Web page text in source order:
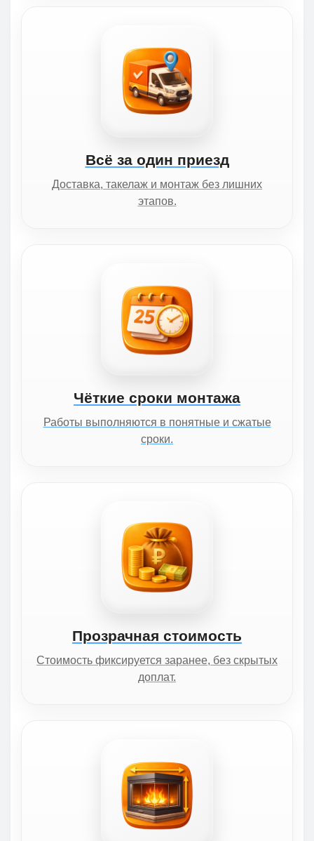
Всё за один приезд
Доставка, такелаж и монтаж без лишних
этапов.
Чёткие сроки монтажа
Работы выполняются в понятные и сжатые
сроки.
Прозрачная стоимость
Стоимость фиксируется заранее, без скрытых
доплат.